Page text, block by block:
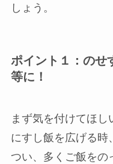
しょう。
ポイント１：のせ
等に！
まず気を付けてほ
にすし飯を広げる時
つい、多くご飯をの